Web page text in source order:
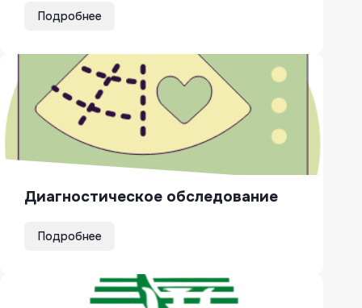
Подробнее
Диагностическое обследование
Подробнее